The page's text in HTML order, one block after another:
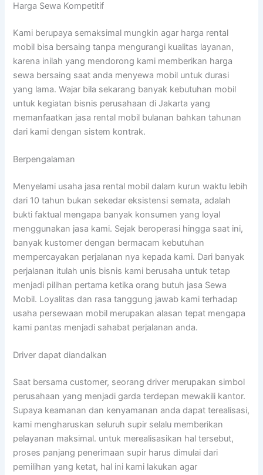
Harga Sewa Kompetitif
Kami berupaya semaksimal mungkin agar harga rental
mobil bisa bersaing tanpa mengurangi kualitas layanan,
karena inilah yang mendorong kami memberikan harga
sewa bersaing saat anda menyewa mobil untuk durasi
yang lama. Wajar bila sekarang banyak kebutuhan mobil
untuk kegiatan bisnis perusahaan di Jakarta yang
memanfaatkan jasa rental mobil bulanan bahkan tahunan
dari kami dengan sistem kontrak.
Berpengalaman
Menyelami usaha jasa rental mobil dalam kurun waktu lebih
dari 10 tahun bukan sekedar eksistensi semata, adalah
bukti faktual mengapa banyak konsumen yang loyal
menggunakan jasa kami. Sejak beroperasi hingga saat ini,
banyak kustomer dengan bermacam kebutuhan
mempercayakan perjalanan nya kepada kami. Dari banyak
perjalanan itulah unis bisnis kami berusaha untuk tetap
menjadi pilihan pertama ketika orang butuh jasa Sewa
Mobil. Loyalitas dan rasa tanggung jawab kami terhadap
usaha persewaan mobil merupakan alasan tepat mengapa
kami pantas menjadi sahabat perjalanan anda.
Driver dapat diandalkan
Saat bersama customer, seorang driver merupakan simbol
perusahaan yang menjadi garda terdepan mewakili kantor.
Supaya keamanan dan kenyamanan anda dapat terealisasi,
kami mengharuskan seluruh supir selalu memberikan
pelayanan maksimal. untuk merealisasikan hal tersebut,
proses panjang penerimaan supir harus dimulai dari
pemilihan yang ketat, hal ini kami lakukan agar